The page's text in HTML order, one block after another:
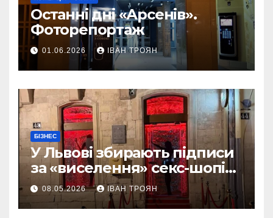
Останні дні «Арсенів».
Фоторепортаж
01.06.2026 ІВАН ТРОЯН
БІЗНЕС
У Львові збирають підписи
за «виселення» секс-шопів
із центру міста
08.05.2026 ІВАН ТРОЯН